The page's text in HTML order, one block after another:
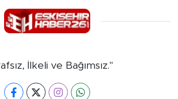
İlkeli ve Bağımsız."